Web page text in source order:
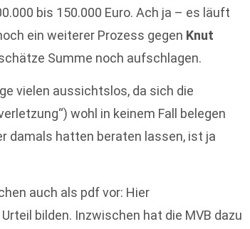
bis 150.000 Euro. Ach ja – es läuft
ein weiterer Prozess gegen Knut
Summe noch aufschlagen.
vielen aussichtslos, da sich die
wohl in keinem Fall belegen
damals hatten beraten lassen, ist ja
auch als pdf vor: Hier
bilden. Inzwischen hat die MVB dazu